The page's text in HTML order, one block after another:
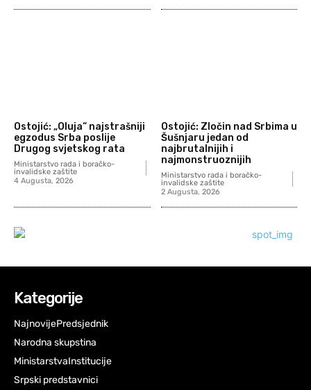
Ostojić: „Oluja“ najstrašniji
egzodus Srba poslije
Drugog svjetskog rata
Ministarstvo rada i boračko-
invalidske zaštite
4 Augusta, 2026
Ostojić: Zločin nad Srbima u
Šušnjaru jedan od
najbrutalnijih i
najmonstruoznijih
Ministarstvo rada i boračko-
invalidske zaštite
2 Augusta, 2026
Kategorije
NajnovijePredsjednik
Narodna skupstina
MinistarstvaInstitucije
Srpski predstavnici